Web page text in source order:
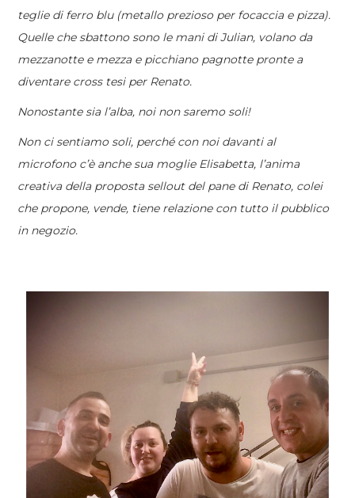
teglie di ferro blu (metallo prezioso per focaccia e pizza).
Quelle che sbattono sono le mani di Julian, volano da
mezzanotte e mezza e picchiano pagnotte pronte a
diventare cross tesi per Renato.
Nonostante sia l’alba, noi non saremo soli!
Non ci sentiamo soli, perché con noi davanti al
microfono c’è anche sua moglie Elisabetta, l’anima
creativa della proposta sellout del pane di Renato, colei
che propone, vende, tiene relazione con tutto il pubblico
in negozio.